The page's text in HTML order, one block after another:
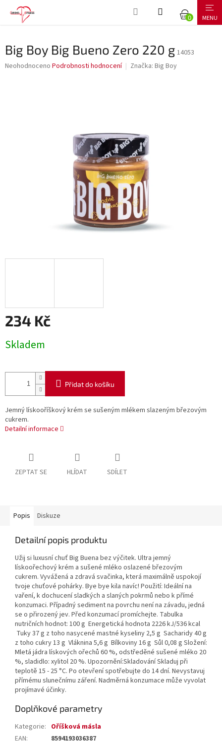
NÁKUPNÍ
Big Boy Big Bueno Zero 220 g 14053
Průměrné
Neohodnoceno Podrobnosti hodnocení Značka: Big Boy
234 Kč
cena:
Skladem
Přidat do košíku
Jemný lískooříškový krém se sušeným mlékem slazeným březovým
cukrem.
Detailní informace
ZEPTAT SE HLÍDAT SDÍLET
Popis Diskuze
Detailní popis produktu
Užij si luxusní chuť Big Buena bez výčitek. Ultra jemný
lískoořechový krém a sušené mléko oslazené březovým
cukrem. Vyvážená a zdravá svačinka, která maximálně uspokojí
tvoje chuťové pohárky. Bye bye kila navíc! Použití: Ideální na
vaření, k dochucení sladkých a slaných pokrmů nebo k přímé
konzumaci. Případný sediment na povrchu není na závadu, jedná
se o přirozený jev. Před konzumací promíchejte. Tabulka
nutričních hodnot: 100 g Energetická hodnota 2226 kJ/536 kcal
Tuky 37 g z toho nasycené mastné kyseliny 2,5 g Sacharidy 40 g
z toho cukry 13 g Vláknina 5,6 g Bílkoviny 16 g Sůl 0,08 g Složení:
Mletá jádra lískových ořechů 60 %, odstředěné sušené mléko 20
%, sladidlo: xylitol 20 %. Upozornění:Skladování Skladuj při
teplotě 15 - 25 °C. Po otevření spotřebujte do 14 dní. Nevystavuj
přímému slunečnímu záření. Nadměrná konzumace může vyvolat
projímavé účinky.
Doplňkové parametry
Kategorie: Oříšková másla
EAN:
8594193036387